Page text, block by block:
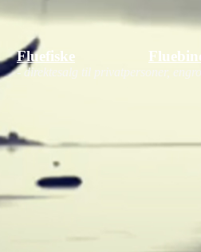
Fluefiske
- direktesalg til privatpersoner,